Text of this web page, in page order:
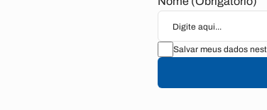
Salvar meus dados